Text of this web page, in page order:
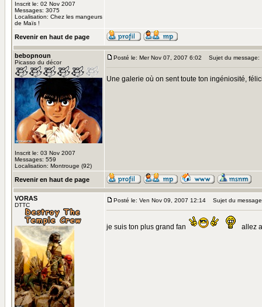
Inscrit le: 02 Nov 2007
Messages: 3075
Localisation: Chez les mangeurs
de Maïs !
Revenir en haut de page
bebopnoun
Picasso du décor
Inscrit le: 03 Nov 2007
Messages: 559
Localisation: Montrouge (92)
Posté le: Mer Nov 07, 2007 6:02 Sujet du message:
Une galerie où on sent toute ton ingéniosité,
Revenir en haut de page
VORAS
DTTC
Posté le: Ven Nov 09, 2007 12:14 Sujet du
je suis ton plus grand fan allez